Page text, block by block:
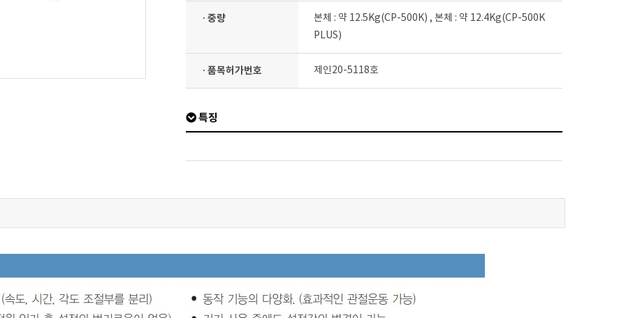
· 중량
본체 : 약 12.5Kg(CP-500K) , 본체 : 약 12.4Kg(CP-500K
PLUS)
· 품목허가번호 제인20-5118호
특징